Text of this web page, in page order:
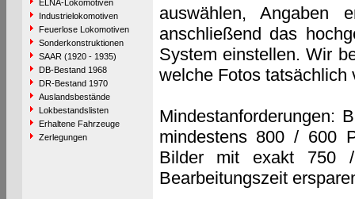
ELNA-Lokomotiven
Industrielokomotiven
Feuerlose Lokomotiven
Sonderkonstruktionen
SAAR (1920 - 1935)
DB-Bestand 1968
DR-Bestand 1970
Auslandsbestände
Lokbestandslisten
Erhaltene Fahrzeuge
Zerlegungen
auswählen, Angaben
anschließend das
System einstellen. Wir
welche Fotos tatsächlich
Mindestanforderungen:
mindestens 800 / 600
Bilder mit exakt 750
Bearbeitungszeit